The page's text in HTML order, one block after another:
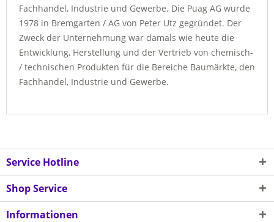
Fachhandel, Industrie und Gewerbe. Die Puag AG wurde
1978 in Bremgarten / AG von Peter Utz gegründet. Der
Zweck der Unternehmung war damals wie heute die
Entwicklung, Herstellung und der Vertrieb von chemisch-
/ technischen Produkten für die Bereiche Baumärkte, den
Fachhandel, Industrie und Gewerbe.
Service Hotline
Shop Service
Informationen